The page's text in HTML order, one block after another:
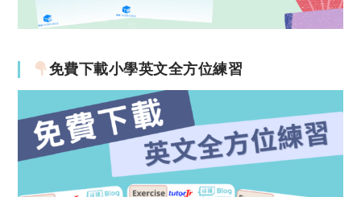
免費下載小學英文全方位練習